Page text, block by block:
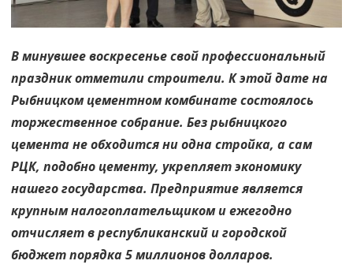
В минувшее воскресенье свой профессиональный
праздник отметили строители. К этой дате на
Рыбницком цементном комбинате состоялось
торжественное собрание. Без рыбницкого
цемента не обходится ни одна стройка, а сам
РЦК, подобно цементу, укрепляет экономику
нашего государства. Предприятие является
крупным налогоплательщиком и ежегодно
отчисляет в республиканский и городской
бюджет порядка 5 миллионов долларов.